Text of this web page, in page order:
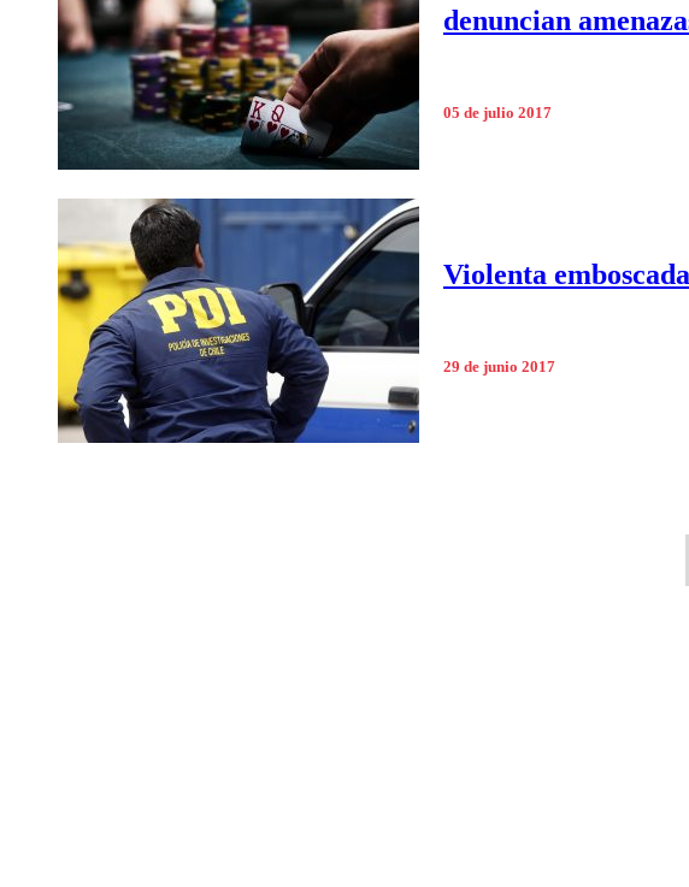
denuncian
05 de julio 2017
Violenta
29 de junio 2017